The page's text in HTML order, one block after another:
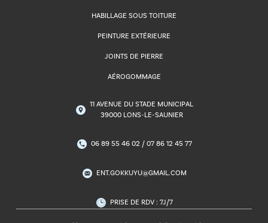
HABILLAGE SOUS TOITURE
PEINTURE EXTÉRIEURE
JOINTS DE PIERRE
AÉROGOMMAGE
11 AVENUE DU STADE MUNICIPAL
39000 LONS-LE-SAUNIER
06 89 55 46 02 / 07 86 12 45 77
ENT.GOKKUYU@GMAIL.COM
PRISE DE RDV : 7J/7